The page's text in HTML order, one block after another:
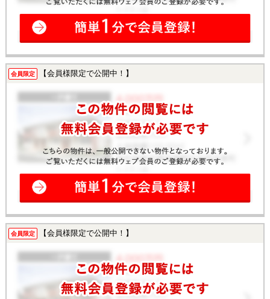
会員限定 【会員様限定で公開中！】
会員限定 【会員様限定で公開中！】